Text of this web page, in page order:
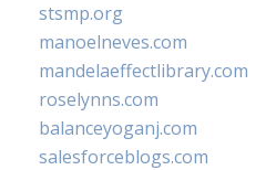
stsmp.org
manoelneves.com
mandelaeffectlibrary.com
roselynns.com
balanceyoganj.com
salesforceblogs.com